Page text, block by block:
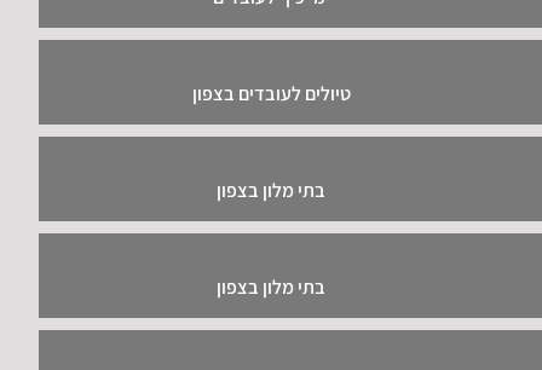
טיולים לעובדים בצפון
בתי מלון בצפון
בתי מלון בצפון